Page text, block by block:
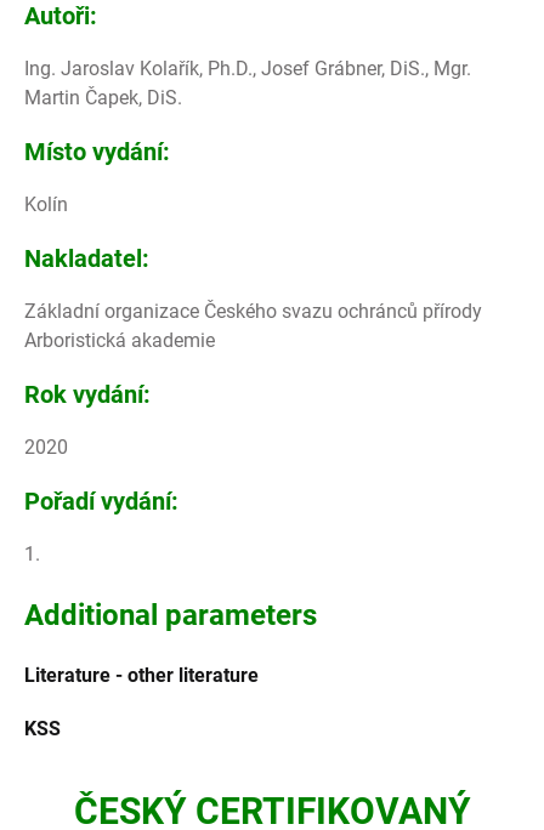
ČESKÝ CERTIFIKOVANÝ
Autoři:
Ing. Jaroslav Kolařík, Ph.D., Josef Grábner, DiS., Mgr.
Martin Čapek, DiS.
Místo vydání:
Kolín
Nakladatel:
Základní organizace Českého svazu ochránců přírody
Arboristická akademie
Rok vydání:
2020
Pořadí vydání:
1.
Additional parameters
Literature - other literature
KSS